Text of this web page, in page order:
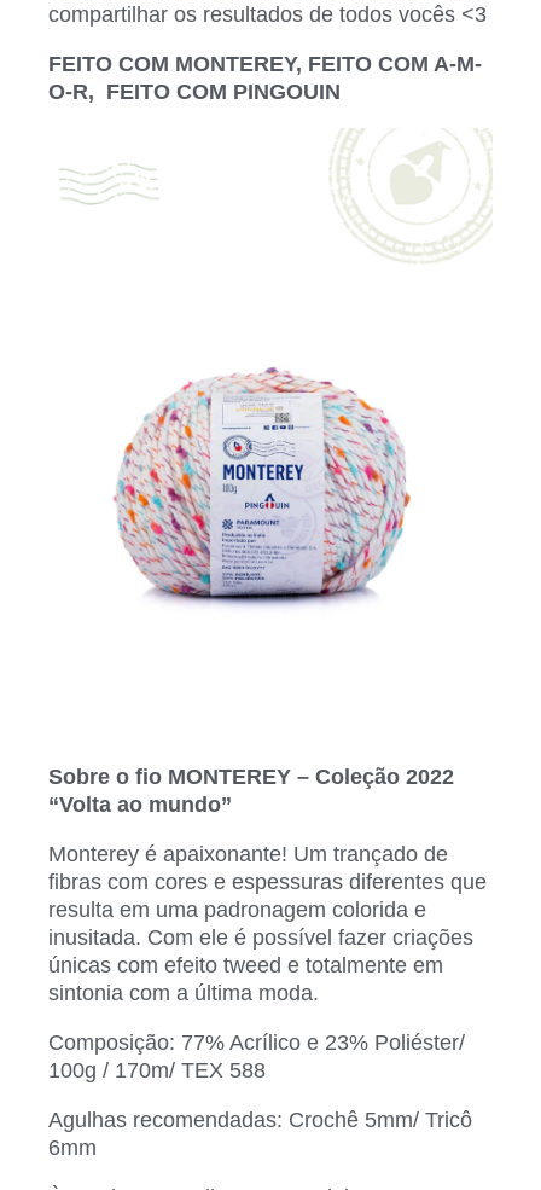
compartilhar os resultados de todos vocês <3
FEITO COM MONTEREY, FEITO COM A-M-
O-R, FEITO COM PINGOUIN
Sobre o fio MONTEREY – Coleção 2022
“Volta ao mundo”
Monterey é apaixonante! Um trançado de
fibras com cores e espessuras diferentes que
resulta em uma padronagem colorida e
inusitada. Com ele é possível fazer criações
únicas com efeito tweed e totalmente em
sintonia com a última moda.
Composição: 77% Acrílico e 23% Poliéster/
100g / 170m/ TEX 588
Agulhas recomendadas: Crochê 5mm/ Tricô
6mm